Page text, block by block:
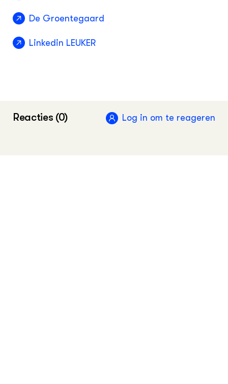
De Groentegaard
Linkedin LEUKER
Reacties (0) Log in om te reageren